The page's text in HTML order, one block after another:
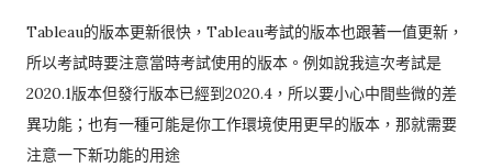
Tableau的版本更新很快， Tableau考試的版本也跟著一值更新，
所以考試時要注意當時考試使用的版本。 例如說我這次考試是
2020.1版本但發行版本已經到 2020.4 ，所以要小心中間些微的差
異功能；也有一種可能是你工作環境使用更早的版本，那就需要
注意一下新功能的用途